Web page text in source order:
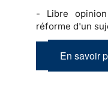
- Libre
réforme d'un
En savoir